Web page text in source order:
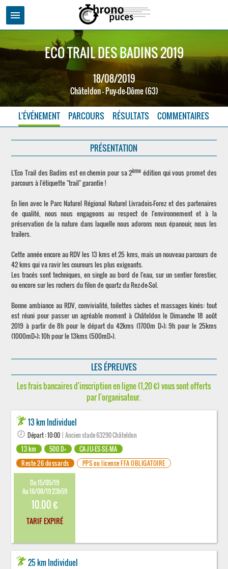
menu
ECO TRAIL DES BADINS 2019
18/08/2019
Châteldon - Puy-de-Dôme (63)
L'ÉVÉNEMENT PARCOURS RÉSULTATS COMMENTAIRES
PRÉSENTATION
L'Eco Trail des Badins est en chemin pour sa 2ème édition qui vous promet des
parcours à l'étiquette "trail" garantie !
En lien avec le Parc Naturel Régional Naturel Livradois-Forez et des partenaires
de qualité, nous nous engageons au respect de l'environnement et à la
préservation de la nature dans laquelle nous adorons nous épanouir, nous les
trailers.
Cette année encore au RDV les 13 kms et 25 kms, mais un nouveau parcours de
42 kms qui va ravir les coureurs les plus exigeants.
Les tracés sont techniques, en single au bord de l'eau, sur un sentier forestier,
ou encore sur les rochers du filon de quartz du Rez-de-Sol.
Bonne ambiance au RDV, convivialité, toilettes sàches et massages kinés: tout
est réuni pour passer un agréable moment à Châteldon le Dimanche 18 août
2019 à partir de 8h pour le départ du 42kms (1700m D+); 9h pour le 25kms
(1000mD+); 10h pour le 13kms (500mD+).
LES ÉPREUVES
Les frais bancaires d'inscription en ligne (1,20 €) vous sont offerts
par l'organisateur.
13 km Individuel
Départ : 10:00 | Ancien stade 63290 Châteldon
13 km
500 D+
CA-JU-ES-SE-MA
Reste 26 dossards
PPS ou licence FFA OBLIGATOIRE
Du 15/05/19
Au 16/08/19 23h59
10.00 €
TARIF EXPIRÉ
25 km Individuel